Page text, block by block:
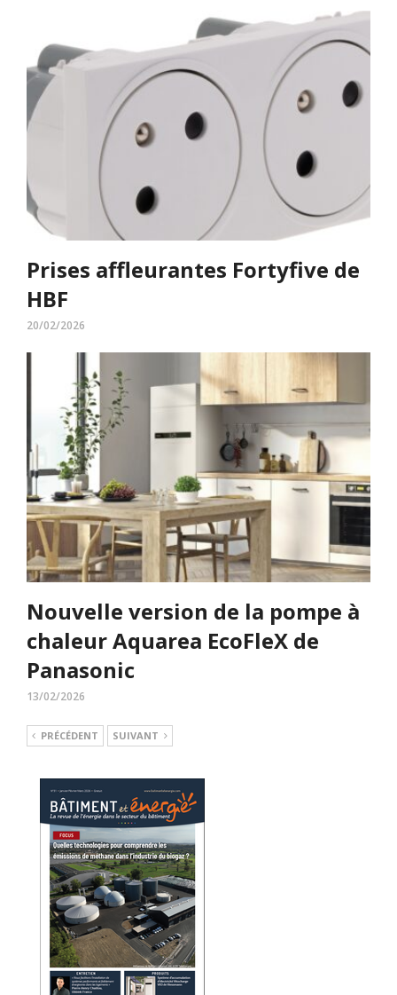
Prises affleurantes Fortyfive de
HBF
20/02/2026
Nouvelle version de la pompe à
chaleur Aquarea EcoFleX de
Panasonic
13/02/2026
PRÉCÉDENT SUIVANT